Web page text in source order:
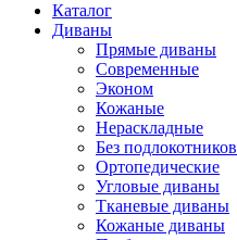
Каталог
Диваны
Прямые диваны
Современные
Эконом
Кожаные
Нераскладные
Без подлокотников
Ортопедические
Угловые диваны
Тканевые диваны
Кожаные диваны